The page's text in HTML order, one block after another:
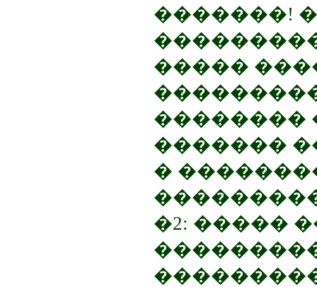
�������!
�����
��������
�������
�
�2: �����